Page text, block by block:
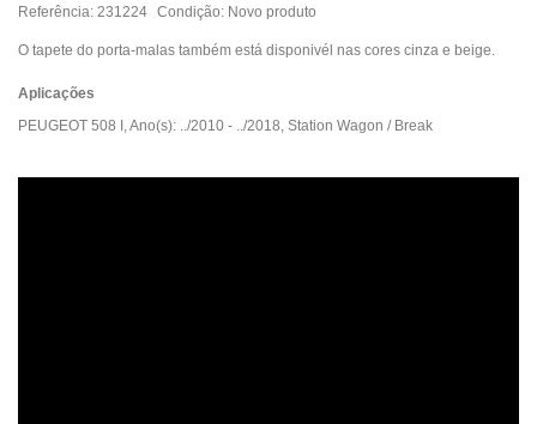
Referência: 231224 Condição: Novo produto
O tapete do porta-malas também está disponivél nas cores cinza e beige.
Aplicações
PEUGEOT 508 I, Ano(s): ../2010 - ../2018, Station Wagon / Break